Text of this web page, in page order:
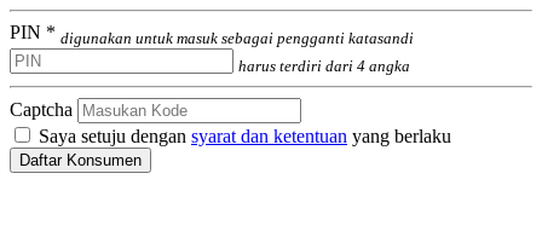
PIN * digunakan untuk masuk sebagai pengganti katasandi
harus terdiri dari 4 angka
Captcha
Saya setuju dengan syarat dan ketentuan yang berlaku
Daftar Konsumen